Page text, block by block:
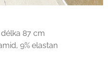
87 cm
9% elastan